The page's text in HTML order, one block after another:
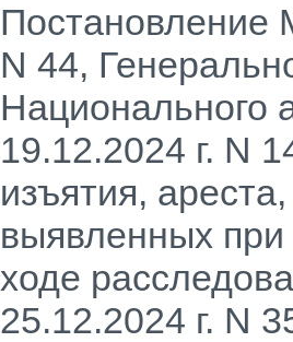
Постановление
N 44,
Национального
19.12.2024 г. N
изъятия,
выявленных при
ходе
25.12.2024 г. N